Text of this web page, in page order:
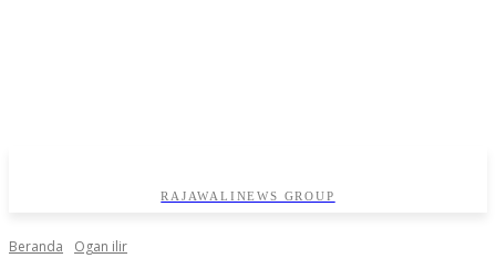
RAJAWALINEWS GROUP
Beranda Ogan ilir